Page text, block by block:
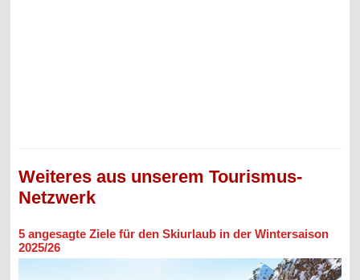
Weiteres aus unserem Tourismus-
Netzwerk
5 angesagte Ziele für den Skiurlaub in der Wintersaison
2025/26